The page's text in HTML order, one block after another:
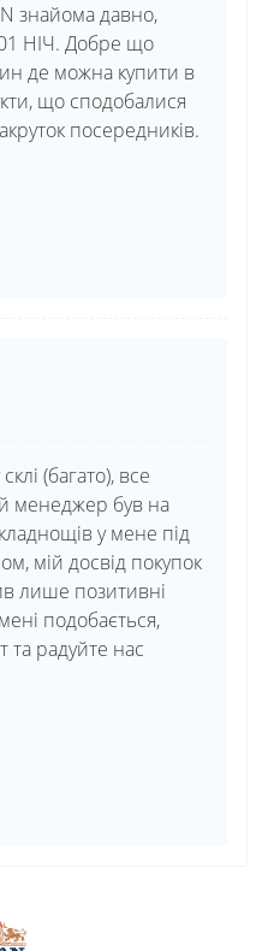
знайома давно,
НІЧ. Добре що
де можна купити в
що сподобалися
посередників.
(багато), все
менеджер був на
у мене під
мій досвід покупок
лише позитивні
подобається,
радуйте нас